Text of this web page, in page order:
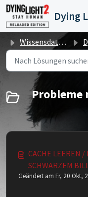
Zum hauptsächlichen
Dying
Wissensdatenbank
Probleme
CACHE LEEREN
SCHWARZEM
Geändert am Fr, 20 Okt,